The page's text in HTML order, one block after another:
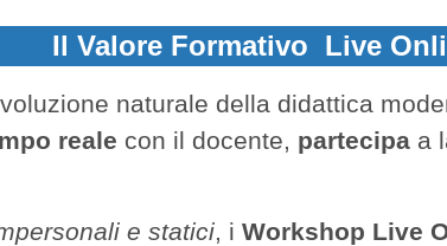
Il Valore Formativo Live
naturale della didattica
reale con il docente, partecipa a
e statici , i Workshop Live